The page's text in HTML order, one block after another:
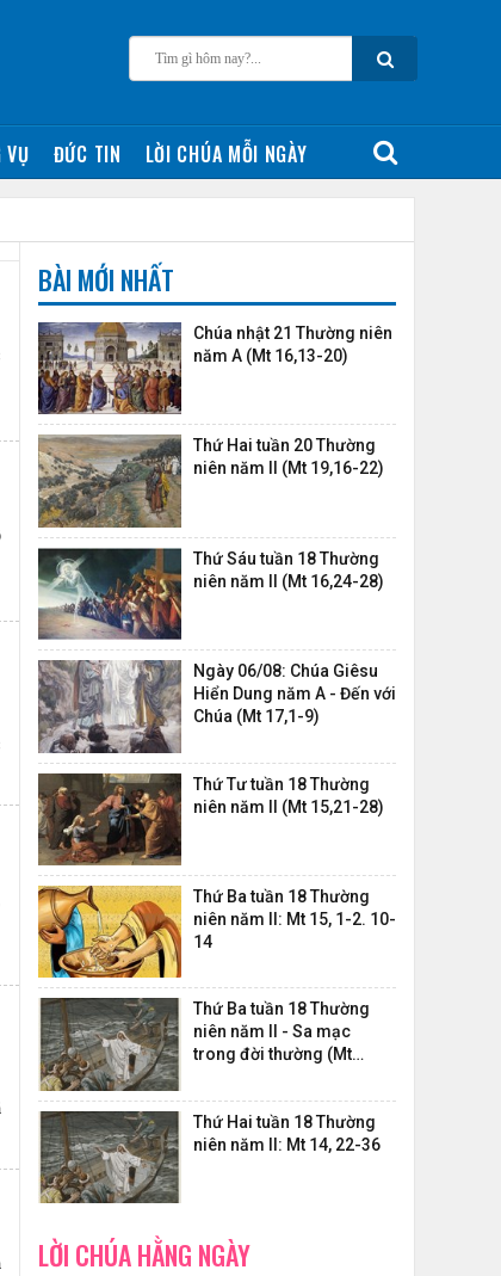
VỤ ĐỨC TIN LỜI CHÚA MỖI NGÀY
BÀI MỚI NHẤT
Chúa nhật 21 Thường niên
năm A (Mt 16,13-20)
Thứ Hai tuần 20 Thường
niên năm II (Mt 19,16-22)
Thứ Sáu tuần 18 Thường
niên năm II (Mt 16,24-28)
Ngày 06/08: Chúa Giêsu
Hiển Dung năm A - Đến với
Chúa (Mt 17,1-9)
Thứ Tư tuần 18 Thường
niên năm II (Mt 15,21-28)
Thứ Ba tuần 18 Thường
niên năm II: Mt 15, 1-2. 10-
14
Thứ Ba tuần 18 Thường
niên năm II - Sa mạc
trong đời thường (Mt
Thứ Hai tuần 18 Thường
niên năm II: Mt 14, 22-36
LỜI CHÚA HẰNG NGÀY